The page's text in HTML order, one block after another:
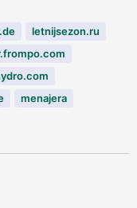
letnijsezon.ru
menajera